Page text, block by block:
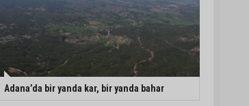
Adana’da bir yanda kar, bir yanda bahar